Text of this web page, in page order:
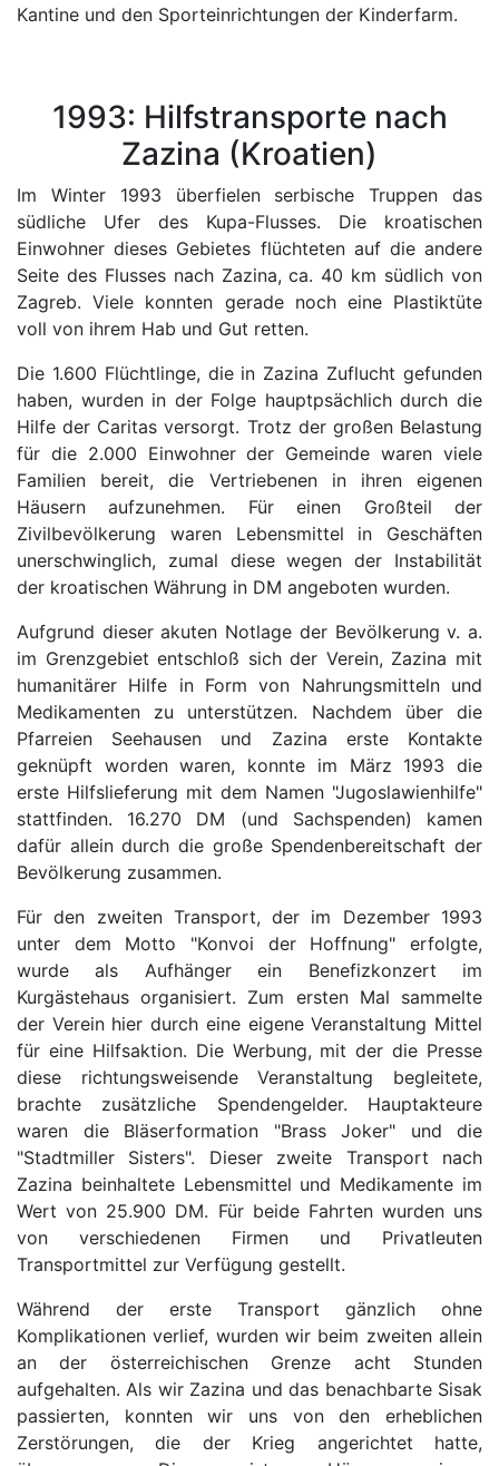
Kantine und den Sporteinrichtungen der Kinderfarm.
1993: Hilfstransporte nach
Zazina (Kroatien)
Im Winter 1993 überfielen serbische Truppen das
südliche Ufer des Kupa-Flusses. Die kroatischen
Einwohner dieses Gebietes flüchteten auf die andere
Seite des Flusses nach Zazina, ca. 40 km südlich von
Zagreb. Viele konnten gerade noch eine Plastiktüte
voll von ihrem Hab und Gut retten.
Die 1.600 Flüchtlinge, die in Zazina Zuflucht gefunden
haben, wurden in der Folge hauptpsächlich durch die
Hilfe der Caritas versorgt. Trotz der großen Belastung
für die 2.000 Einwohner der Gemeinde waren viele
Familien bereit, die Vertriebenen in ihren eigenen
Häusern aufzunehmen. Für einen Großteil der
Zivilbevölkerung waren Lebensmittel in Geschäften
unerschwinglich, zumal diese wegen der Instabilität
der kroatischen Währung in DM angeboten wurden.
Aufgrund dieser akuten Notlage der Bevölkerung v. a.
im Grenzgebiet entschloß sich der Verein, Zazina mit
humanitärer Hilfe in Form von Nahrungsmitteln und
Medikamenten zu unterstützen. Nachdem über die
Pfarreien Seehausen und Zazina erste Kontakte
geknüpft worden waren, konnte im März 1993 die
erste Hilfslieferung mit dem Namen "Jugoslawienhilfe"
stattfinden. 16.270 DM (und Sachspenden) kamen
dafür allein durch die große Spendenbereitschaft der
Bevölkerung zusammen.
Für den zweiten Transport, der im Dezember 1993
unter dem Motto "Konvoi der Hoffnung" erfolgte,
wurde als Aufhänger ein Benefizkonzert im
Kurgästehaus organisiert. Zum ersten Mal sammelte
der Verein hier durch eine eigene Veranstaltung Mittel
für eine Hilfsaktion. Die Werbung, mit der die Presse
diese richtungsweisende Veranstaltung begleitete,
brachte zusätzliche Spendengelder. Hauptakteure
waren die Bläserformation "Brass Joker" und die
"Stadtmiller Sisters". Dieser zweite Transport nach
Zazina beinhaltete Lebensmittel und Medikamente im
Wert von 25.900 DM. Für beide Fahrten wurden uns
von verschiedenen Firmen und Privatleuten
Transportmittel zur Verfügung gestellt.
Während der erste Transport gänzlich ohne
Komplikationen verlief, wurden wir beim zweiten allein
an der österreichischen Grenze acht Stunden
aufgehalten. Als wir Zazina und das benachbarte Sisak
passierten, konnten wir uns von den erheblichen
Zerstörungen, die der Krieg angerichtet hatte,